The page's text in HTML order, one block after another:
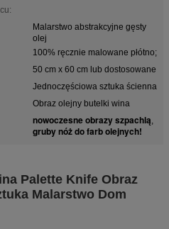
Malarstwo abstrakcyjne gęsty
olej
100% ręcznie malowane płótno;
50 cm x 60 cm lub dostosowane
Jednoczęściowa sztuka ścienna
Obraz olejny butelki wina
nowoczesne obrazy szpachlą,
gruby nóż do farb olejnych!
Palette Knife Obraz
Malarstwo Dom